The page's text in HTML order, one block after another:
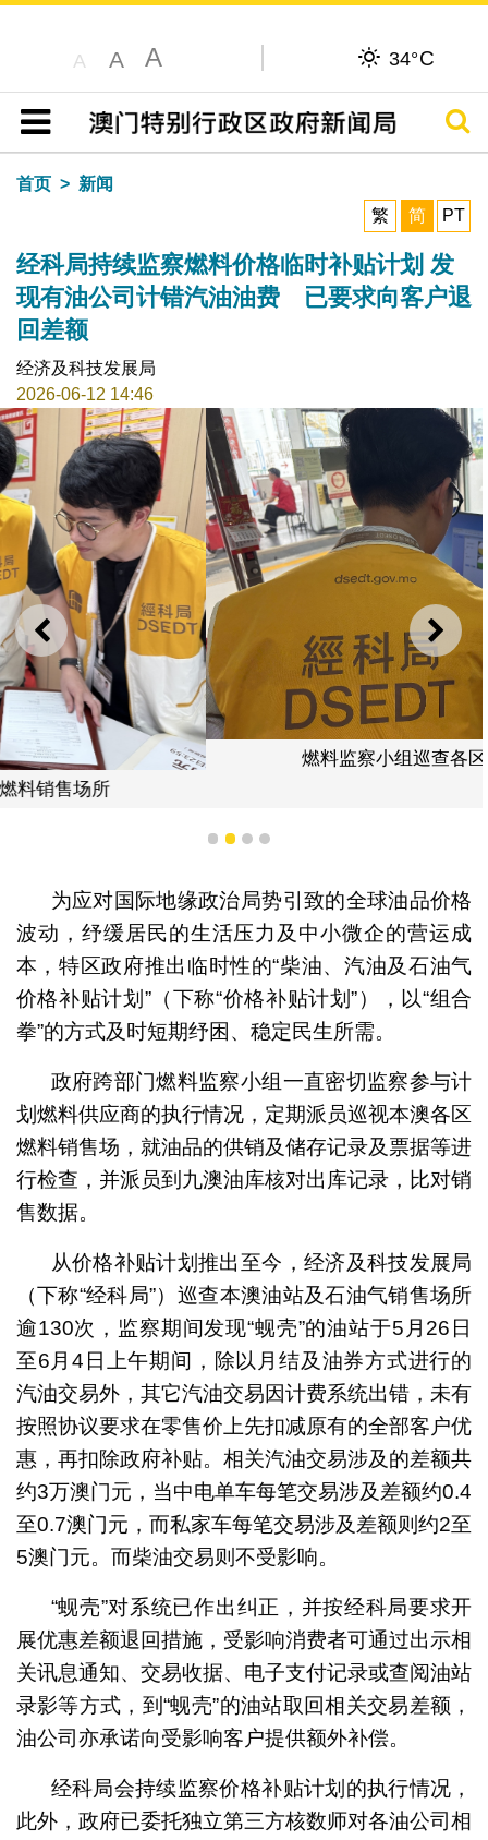
A A A 34°C
目录
搜寻
首页
新闻
繁
简 PT
经科局持续监察燃料价格临时补贴计划 发
现有油公司计错汽油油费 已要求向客户退
回差额
经济及科技发展局
2026-06-12 14:46
上一则 下一
燃料监察小组巡查各区燃料销售场所
1 2 3 4
为应对国际地缘政治局势引致的全球油品价格
波动，纾缓居民的生活压力及中小微企的营运成
本，特区政府推出临时性的“柴油、汽油及石油气
价格补贴计划”（下称“价格补贴计划”），以“组合
拳”的方式及时短期纾困、稳定民生所需。
政府跨部门燃料监察小组一直密切监察参与计
划燃料供应商的执行情况，定期派员巡视本澳各区
燃料销售场，就油品的供销及储存记录及票据等进
行检查，并派员到九澳油库核对出库记录，比对销
售数据。
从价格补贴计划推出至今，经济及科技发展局
（下称“经科局”）巡查本澳油站及石油气销售场所
逾130次，监察期间发现“蚬壳”的油站于5月26日
至6月4日上午期间，除以月结及油券方式进行的
汽油交易外，其它汽油交易因计费系统出错，未有
按照协议要求在零售价上先扣减原有的全部客户优
惠，再扣除政府补贴。相关汽油交易涉及的差额共
约3万澳门元，当中电单车每笔交易涉及差额约0.4
至0.7澳门元，而私家车每笔交易涉及差额则约2至
5澳门元。而柴油交易则不受影响。
“蚬壳”对系统已作出纠正，并按经科局要求开
展优惠差额退回措施，受影响消费者可通过出示相
关讯息通知、交易收据、电子支付记录或查阅油站
录影等方式，到“蚬壳”的油站取回相关交易差额，
油公司亦承诺向受影响客户提供额外补偿。
经科局会持续监察价格补贴计划的执行情况，
此外，政府已委托独立第三方核数师对各油公司相